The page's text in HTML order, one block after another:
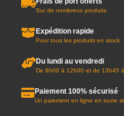
Sur de nombreux produits
Expédition rapide
Pour tous les produits en stock
Du lundi au vendredi
De 8h00 à 12h00 et de 13h45
Paiement 100% sécurisé
Un paiement en ligne en toute